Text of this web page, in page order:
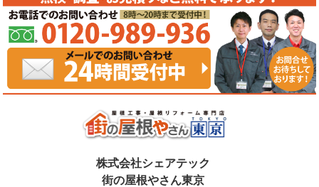
株式会社シェアテック
街の屋根やさん東京